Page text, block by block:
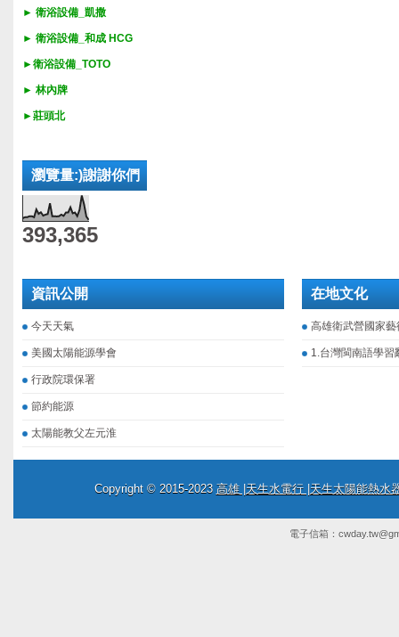
► 衛浴設備_ 凱撒
► 衛浴設備_ 和成 HCG
►衛浴設備_ TOTO
► 林內牌
►莊頭北
瀏覽量:)謝謝你們
393,365
資訊公開
今天天氣
美國太陽能源學會
行政院環保署
節約能源
太陽能教父左元淮
在地文化
高雄衛武營國家藝
1.台灣閩南語學習
Copyright © 2015-2023 高雄 |天生水電行 |天生太陽能熱水
電子信箱：